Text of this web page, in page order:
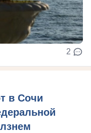
2
в Сочи